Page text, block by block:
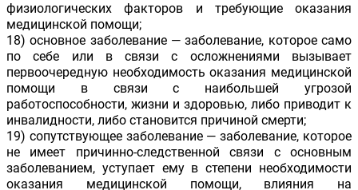
физиологических факторов и требующие оказания
медицинской помощи;
18) основное заболевание — заболевание, которое само
по себе или в связи с осложнениями вызывает
первоочередную необходимость оказания медицинской
помощи в связи с наибольшей угрозой
работоспособности, жизни и здоровью, либо приводит к
инвалидности, либо становится причиной смерти;
19) сопутствующее заболевание — заболевание, которое
не имеет причинно-следственной связи с основным
заболеванием, уступает ему в степени необходимости
оказания медицинской помощи, влияния на